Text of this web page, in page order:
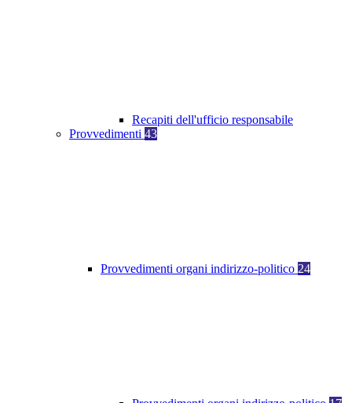
Recapiti dell'ufficio responsabile
Provvedimenti 43
Provvedimenti organi indirizzo-politico 24